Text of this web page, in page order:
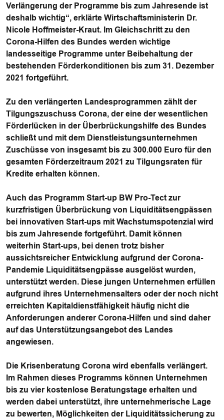
Verlängerung der Programme bis zum Jahresende ist
deshalb wichtig“, erklärte Wirtschaftsministerin Dr.
Nicole Hoffmeister-Kraut. Im Gleichschritt zu den
Corona-Hilfen des Bundes werden wichtige
landesseitige Programme unter Beibehaltung der
bestehenden Förderkonditionen bis zum 31. Dezember
2021 fortgeführt.
Zu den verlängerten Landesprogrammen zählt der
Tilgungszuschuss Corona, der eine der wesentlichen
Förderlücken in der Überbrückungshilfe des Bundes
schließt und mit dem Dienstleistungsunternehmen
Zuschüsse von insgesamt bis zu 300.000 Euro für den
gesamten Förderzeitraum 2021 zu Tilgungsraten für
Kredite erhalten können.
Auch das Programm Start-up BW Pro-Tect zur
kurzfristigen Überbrückung von Liquiditätsengpässen
bei innovativen Start-ups mit Wachstumspotenzial wird
bis zum Jahresende fortgeführt. Damit können
weiterhin Start-ups, bei denen trotz bisher
aussichtsreicher Entwicklung aufgrund der Corona-
Pandemie Liquiditätsengpässe ausgelöst wurden,
unterstützt werden. Diese jungen Unternehmen erfüllen
aufgrund ihres Unternehmensalters oder der noch nicht
erreichten Kapitaldienstfähigkeit häufig nicht die
Anforderungen anderer Corona-Hilfen und sind daher
auf das Unterstützungsangebot des Landes
angewiesen.
Die Krisenberatung Corona wird ebenfalls verlängert.
Im Rahmen dieses Programms können Unternehmen
bis zu vier kostenlose Beratungstage erhalten und
werden dabei unterstützt, ihre unternehmerische Lage
zu bewerten, Möglichkeiten der Liquiditätssicherung zu